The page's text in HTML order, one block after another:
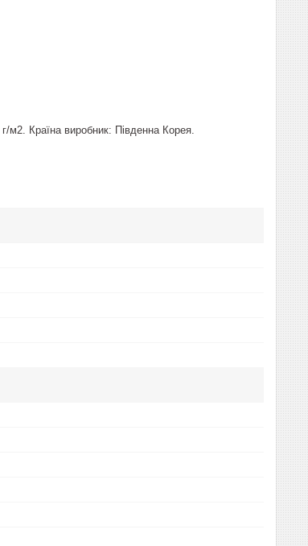
м2. Країна виробник: Південна Корея.